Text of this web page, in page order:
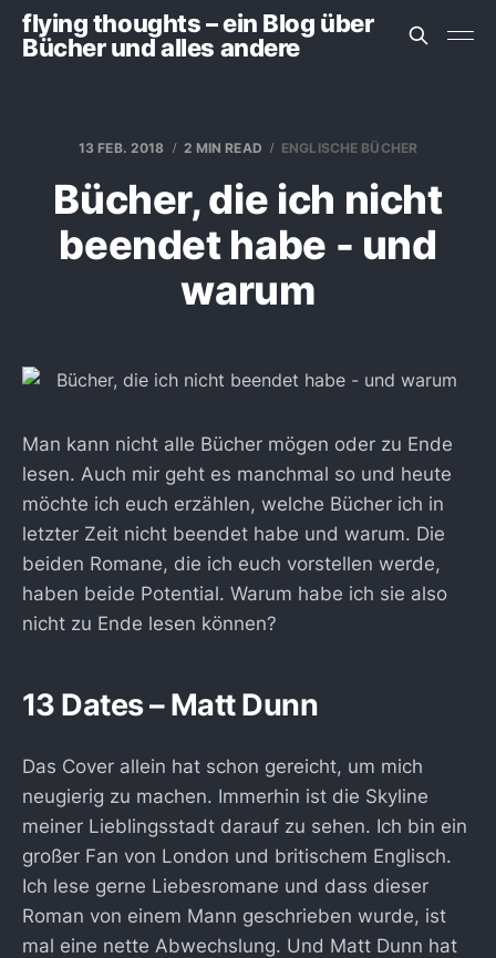
flying thoughts – ein Blog über
Bücher und alles andere
13 FEB. 2018 2 MIN READ ENGLISCHE BÜCHER
Bücher, die ich nicht
beendet habe - und
warum
Man kann nicht alle Bücher mögen oder zu Ende
lesen. Auch mir geht es manchmal so und heute
möchte ich euch erzählen, welche Bücher ich in
letzter Zeit nicht beendet habe und warum. Die
beiden Romane, die ich euch vorstellen werde,
haben beide Potential. Warum habe ich sie also
nicht zu Ende lesen können?
13 Dates – Matt Dunn
Das Cover allein hat schon gereicht, um mich
neugierig zu machen. Immerhin ist die Skyline
meiner Lieblingsstadt darauf zu sehen. Ich bin ein
großer Fan von London und britischem Englisch.
Ich lese gerne Liebesromane und dass dieser
Roman von einem Mann geschrieben wurde, ist
mal eine nette Abwechslung. Und Matt Dunn hat